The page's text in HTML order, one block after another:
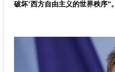
破坏’西方自由主义的世界秩序”。